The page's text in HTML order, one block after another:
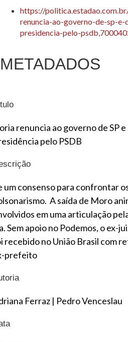
https://
renuncia-ao-governo-de-sp-
presidencia-pelo-
METADADOS
renuncia ao governo de SP
pelo PSDB
um consenso para confrontar
A saída de Moro
em uma articulação
Sem apoio no Podemos, o ex-
recebido no União Brasil com
prefeito
Ferraz | Pedro Venceslau